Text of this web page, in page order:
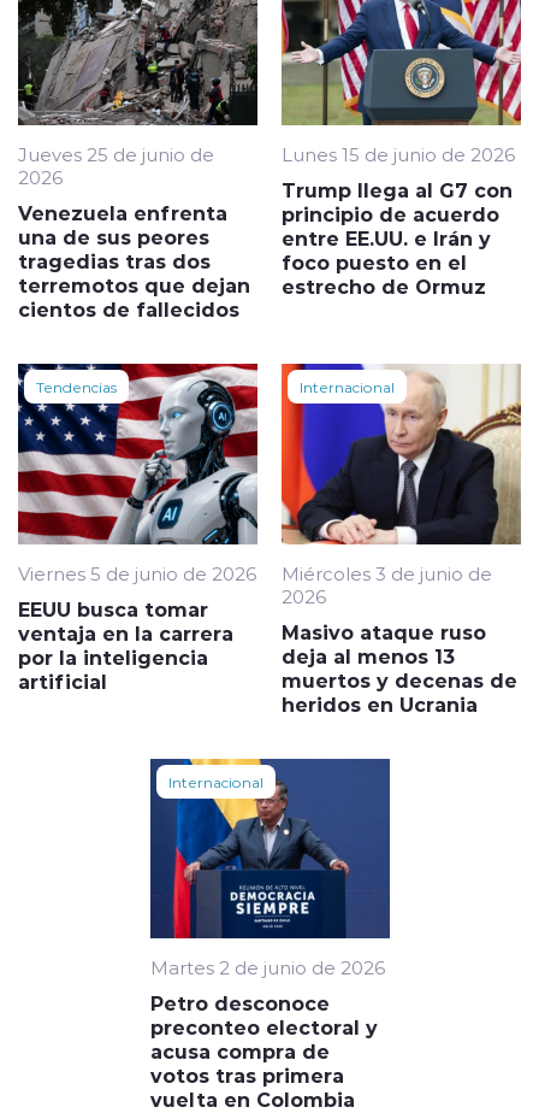
Jueves 25 de junio de
2026
Venezuela enfrenta
una de sus peores
tragedias tras dos
terremotos que dejan
cientos de fallecidos
Lunes 15 de junio de 2026
Trump llega al G7 con
principio de acuerdo
entre EE.UU. e Irán y
foco puesto en el
estrecho de Ormuz
Tendencias
Viernes 5 de junio de 2026
EEUU busca tomar
ventaja en la carrera
por la inteligencia
artificial
Internacional
Miércoles 3 de junio de
2026
Masivo ataque ruso
deja al menos 13
muertos y decenas de
heridos en Ucrania
Internacional
Martes 2 de junio de 2026
Petro desconoce
preconteo electoral y
acusa compra de
votos tras primera
vuelta en Colombia